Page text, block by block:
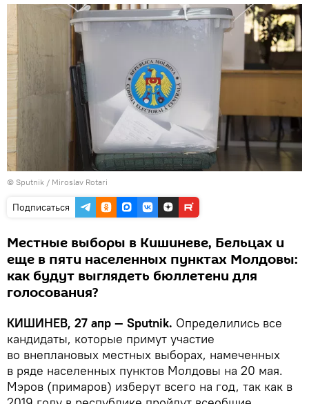
© Sputnik / Miroslav Rotari
Подписаться
Местные выборы в Кишиневе, Бельцах и
еще в пяти населенных пунктах Молдовы:
как будут выглядеть бюллетени для
голосования?
КИШИНЕВ, 27 апр — Sputnik. Определились все
кандидаты, которые примут участие
во внеплановых местных выборах, намеченных
в ряде населенных пунктов Молдовы на 20 мая.
Мэров (примаров) изберут всего на год, так как в